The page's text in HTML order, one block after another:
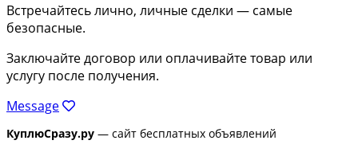
Встречайтесь лично, личные сделки — самые
безопасные.
Заключайте договор или оплачивайте товар или
услугу после получения.
Message
КуплюСразу.ру — сайт бесплатных объявлений